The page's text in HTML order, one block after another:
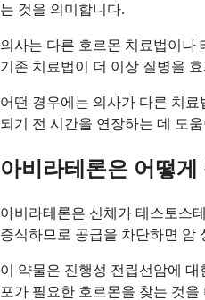
는 것을 의미합니다.
의사는 다른 호르몬 치료법이나
기존 치료법이 더 이상 질병을
어떤 경우에는 의사가 다른 치
되기 전 시간을 연장하는 데 도
아비라테론은 어떻게
아비라테론은 신체가 테스토스
증식하므로 공급을 차단하면 암
이 약물은 진행성 전립선암에
포가 필요한 호르몬을 찾는 것을